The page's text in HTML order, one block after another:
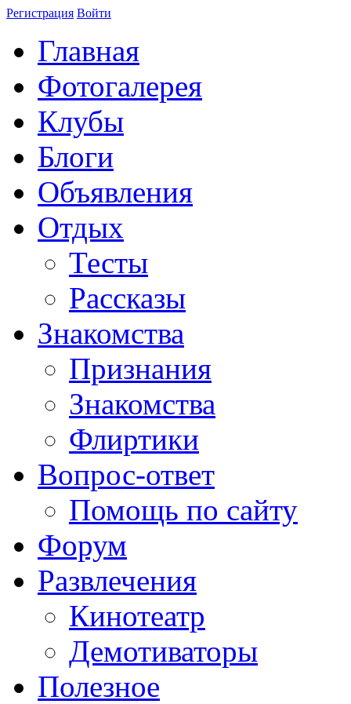
Регистрация Войти
Главная
Фотогалерея
Клубы
Блоги
Объявления
Отдых
Тесты
Рассказы
Знакомства
Признания
Знакомства
Флиртики
Вопрос-ответ
Помощь по сайту
Форум
Развлечения
Кинотеатр
Демотиваторы
Полезное